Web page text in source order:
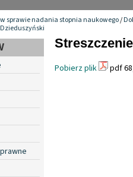
sprawie nadania stopnia naukowego/
Pobierz plik pdf